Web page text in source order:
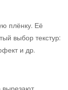
плёнку. Её
выбор текстур:
и др.